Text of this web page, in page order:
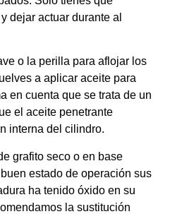
dejar actuar durante al
o la perilla para aflojar los
a aplicar aceite para
en cuenta que se trata de un
el aceite penetrante
interna del cilindro.
grafito seco o en base
estado de operación sus
ha tenido óxido en su
la sustitución